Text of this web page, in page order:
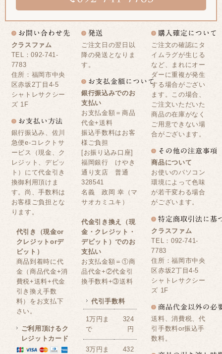
クラスファム
TEL：092-741-
7783
住所：福岡市中央
区赤坂2丁目4-5
シャトレサクシー
ズ 1F
銀行振込み、佐川
急便e-コレクトサ
ービス（現金、ク
レジット、デビッ
ト）にて代金引き
換御利用頂けま
す。尚、手数料は
お客様ご負担とな
ります。
代引き（現金or
クレジットorデ
ビット）
商品到着時に代
金（商品代金+消
費税+送料+代金
引き換え手数
料）をお支払下
さい。
ご利用頂けるク
レジットカード
ご注文日の翌日以
降の発送となりま
す。
銀行振込みでのお
支払い
お支払金額＝商品
代金+送料
振込手数料はお客
様ご負担
[お振り込み口座]
福岡銀行 けやき
通り支店 普通
328541
名義 政岡 幸（マ
サオカミユキ）
代金引き換え（現
金・クレジット・
デビット）でのお
支払い
お支払金額＝①商
品代金+②代金引
換手数料+③送料
代引手数料
1万円ま
で
324
円
3万円ま
432
ご注文の確認にタ
イムラグが生じる
など、まれにオー
ダーに重複が発生
する場合がござい
ます。この場合、
ご注文いただいた
商品の在庫がなく
ご用意できない場
合がございます。
商品について
お使いのパソコン
環境によって色味
が若干変わる場合
がございます。
クラスファム
TEL：092-741-
7783
住所：福岡市中央
区赤坂2丁目4-5
シャトレサクシー
ズ 1F
送料、消費税、代
引手数料or振込手
数料。